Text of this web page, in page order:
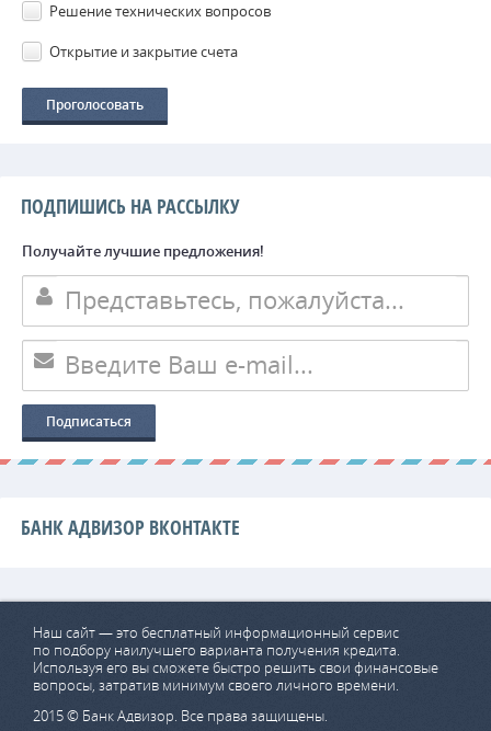
Решение технических вопросов
Открытие и закрытие счета
ПОДПИШИСЬ НА РАССЫЛКУ
Получайте лучшие предложения!
БАНК АДВИЗОР ВКОНТАКТЕ
Наш сайт — это бесплатный информационный сервис
по подбору наилучшего варианта получения кредита.
Используя его вы сможете быстро решить свои финансовые
вопросы, затратив минимум своего личного времени.
2015 © Банк Адвизор. Все права защищены.